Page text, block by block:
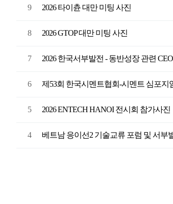
9 2026 타이츈 대만 미팅 사진
8 2026 GTOP 대만 미팅 사진
7 2026 한국서부발전 - 동반성장 관련
6 제53회 한국시멘트협회-시멘트 심포지
5 2026 ENTECH HANOI 전시회 참가사진
4 베트남 응이선2 기술교류 포럼 및 서부